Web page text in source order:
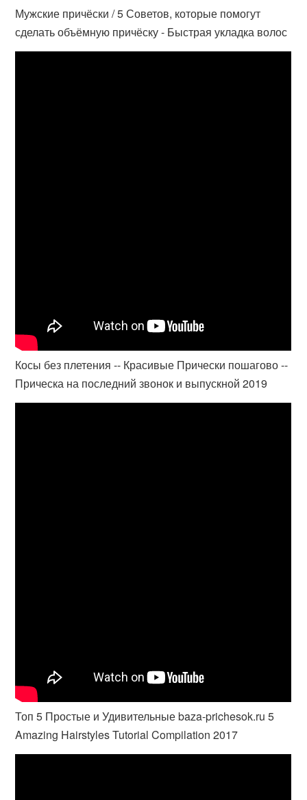
Мужские причёски / 5 Советов, которые помогут
сделать объёмную причёску - Быстрая укладка волос
Косы без плетения -- Красивые Прически пошагово --
Прическа на последний звонок и выпускной 2019
Топ 5 Простые и Удивительные baza-prichesok.ru 5
Amazing Hairstyles Tutorial Compilation 2017